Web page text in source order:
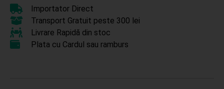
Importator Direct
Transport Gratuit peste 300 lei
Livrare Rapidă din stoc
Plata cu Cardul sau ramburs